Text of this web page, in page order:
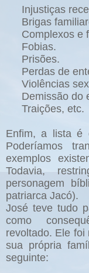
Injustiças
Brigas
Complexos e
Fobias.
Prisões.
Perdas de
Violências
Demissão do
Traições, etc.
Enfim, a lista é
Poderíamos
exemplos
Todavia,
personagem
patriarca Jacó).
José teve tudo
como
revoltado. Ele foi
sua própria
seguinte: